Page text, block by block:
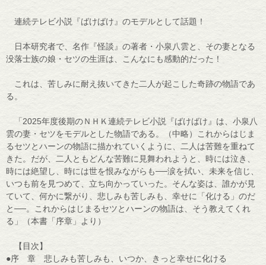
連続テレビ小説『ばけばけ』のモデルとして話題！
日本研究者で、名作『怪談』の著者・小泉八雲と、その妻となる
没落士族の娘・セツの生涯は、こんなにも感動的だった！
これは、苦しみに耐え抜いてきた二人が起こした奇跡の物語であ
る。
「2025年度後期のＮＨＫ連続テレビ小説『ばけばけ』は、小泉八
雲の妻・セツをモデルとした物語である。（中略）これからはじま
るセツとハーンの物語に描かれていくように、二人は苦難を重ねて
きた。だが、二人ともどんな苦難に見舞われようと、時には泣き、
時には絶望し、時には世を恨みながらも──涙を拭い、未来を信じ、
いつも前を見つめて、立ち向かっていった。そんな姿は、誰かが見
ていて、何かに繋がり、悲しみも苦しみも、幸せに「化ける」のだ
と──。これからはじまるセツとハーンの物語は、そう教えてくれ
る」（本書「序章」より）
【目次】
●序 章 悲しみも苦しみも、いつか、きっと幸せに化ける